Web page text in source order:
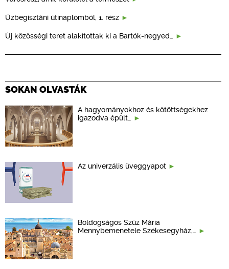
Üzbegisztáni útinaplómból, 1. rész
Új közösségi teret alakítottak ki a Bartók-negyed…
SOKAN OLVASTÁK
A hagyományokhoz és kötöttségekhez
igazodva épült…
Az univerzális üveggyapot
Boldogságos Szűz Mária
Mennybemenetele Székesegyház,…